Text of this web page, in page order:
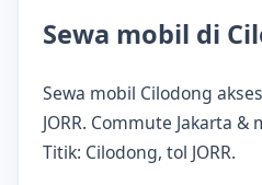
Sewa mobil di
Sewa mobil Cilodong
JORR. Commute Jakarta
Titik: Cilodong, tol JORR.